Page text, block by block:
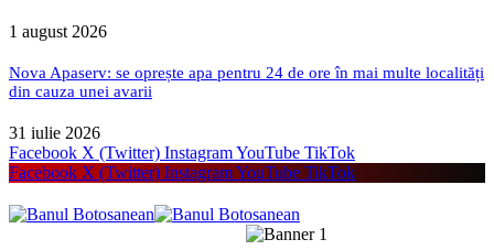
1 august 2026
Nova Apaserv: se oprește apa pentru 24 de ore în mai multe localități
din cauza unei avarii
31 iulie 2026
Facebook X (Twitter) InstagramYouTube TikTok
Facebook X (Twitter) InstagramYouTube TikTok